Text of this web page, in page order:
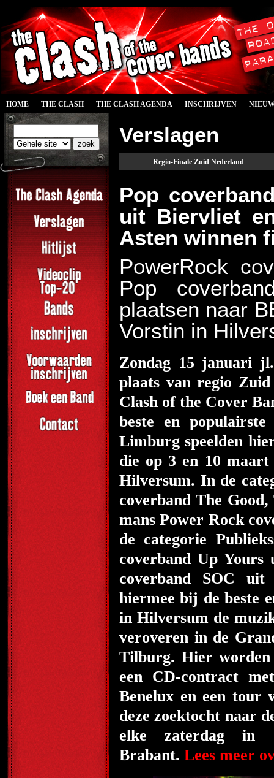
HOME THE CLASH THE CLASH AGENDA INSCHRIJVEN
Verslagen
Regio-Finale Zuid Nederland
Pop
uit Biervliet
Asten winnen
PowerRock
Pop
plaatsen naar
Vorstin in
Zondag 15 januari
plaats van regio
Clash of the Cover
beste en
Limburg speelden
die op 3 en 10
Hilversum. In de
coverband The
mans Power Rock
de categorie
coverband Up
coverband SOC uit
hiermee bij de beste
in Hilversum de
veroveren in de
Tilburg. Hier worden
een CD-contract
Benelux en een tour
deze zoektocht naar
elke zaterdag in
Brabant. Lees meer